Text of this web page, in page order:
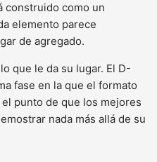
construido como un
elemento parece
de agregado.
que le da su lugar. El D-
fase en la que el formato
punto de que los mejores
nada más allá de su